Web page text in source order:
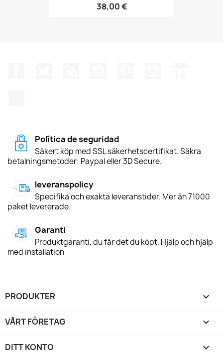
38,00 €
Política de seguridad
Säkert köp med SSL säkerhetscertifikat. Säkra
betalningsmetoder: Paypal eller 3D Secure.
leveranspolicy
Specifika och exakta leveranstider. Mer än 71000
paket levererade.
Garanti
Produktgaranti, du får det du köpt. Hjälp och hjälp
med installation
PRODUKTER 
VÅRT FÖRETAG 
DITT KONTO 